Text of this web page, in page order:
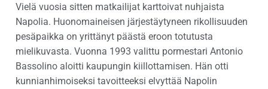
Vielä vuosia sitten matkailijat karttoivat nuhjaista
Napolia. Huonomaineisen järjestäytyneen rikollisuuden
pesäpaikka on yrittänyt päästä eroon totutusta
mielikuvasta. Vuonna 1993 valittu pormestari Antonio
Bassolino aloitti kaupungin kiillottamisen. Hän otti
kunnianhimoiseksi tavoitteeksi elvyttää Napolin